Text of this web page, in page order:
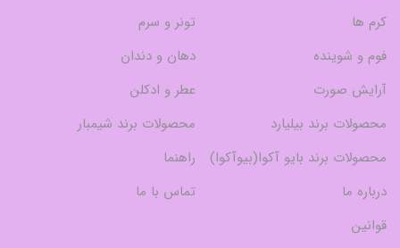
کرم ها
تونر و سرم
فوم و شوینده
دهان و دندان
آرایش صورت
عطر و ادکلن
محصولات برند بیلیارد
محصولات برند شیمبار
محصولات برند بایو آکوا(بیوآکوا)
راهنما
درباره ما
تماس با ما
قوانین